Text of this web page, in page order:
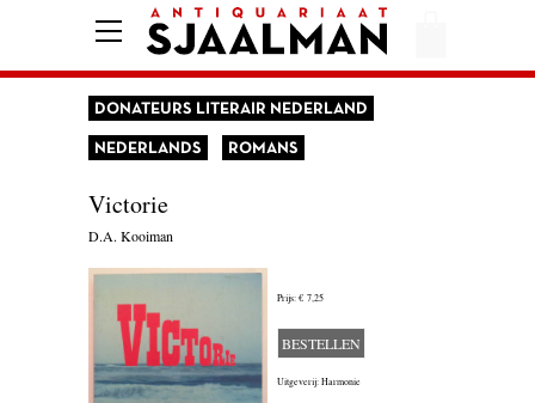
VOORWAARDEN
AANBIEDING
AMSTERDAM
DONATEURS LITERAIR NEDERLAND
NEDERLANDS ROMANS
Victorie
D.A. Kooiman
Prijs: € 7,25
BESTELLEN
Uitgeverij: Harmonie